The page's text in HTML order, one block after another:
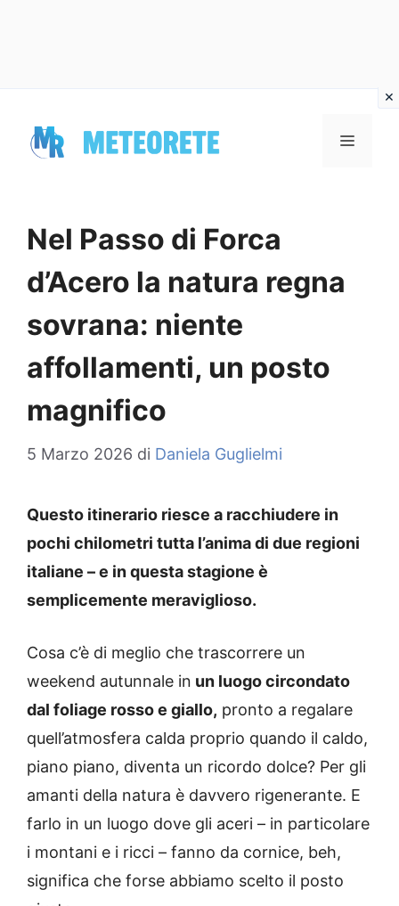
contenuto
MENU
Nel Passo di Forca
d’Acero la natura regna
sovrana: niente
affollamenti, un posto
magnifico
5 Marzo 2026 di Daniela Guglielmi
Questo itinerario riesce a racchiudere in
pochi chilometri tutta l’anima di due regioni
italiane – e in questa stagione è
semplicemente meraviglioso.
Cosa c’è di meglio che trascorrere un
weekend autunnale in un luogo circondato
dal foliage rosso e giallo, pronto a regalare
quell’atmosfera calda proprio quando il caldo,
piano piano, diventa un ricordo dolce? Per gli
amanti della natura è davvero rigenerante. E
farlo in un luogo dove gli aceri – in particolare
i montani e i ricci – fanno da cornice, beh,
significa che forse abbiamo scelto il posto